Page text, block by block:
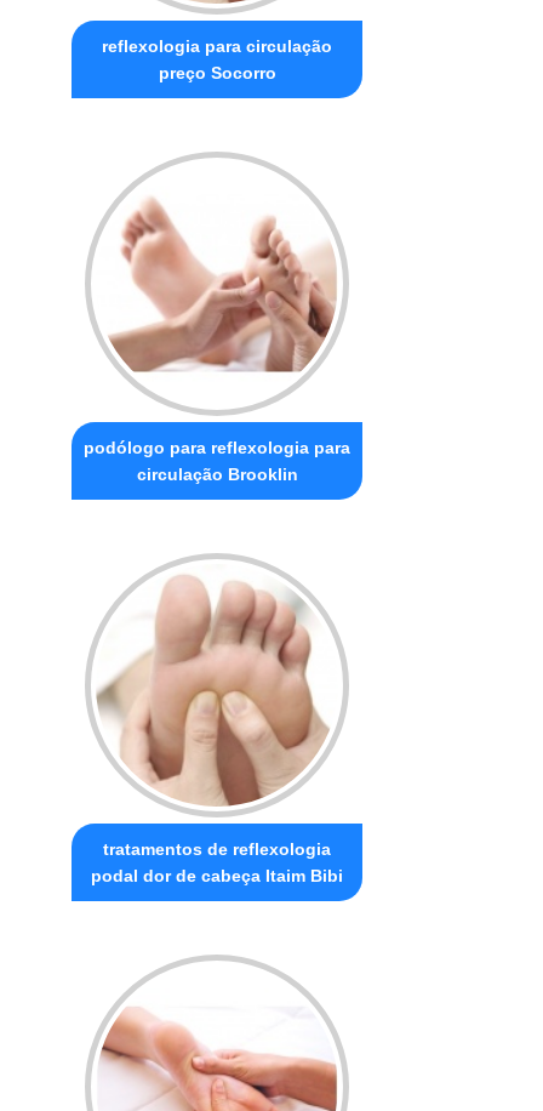
reflexologia para circulação
preço Socorro
podólogo para reflexologia para
circulação Brooklin
tratamentos de reflexologia
podal dor de cabeça Itaim Bibi